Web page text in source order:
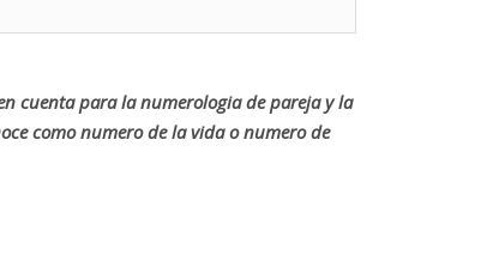
cuenta para la numerologia de pareja y la
como numero de la vida o numero de